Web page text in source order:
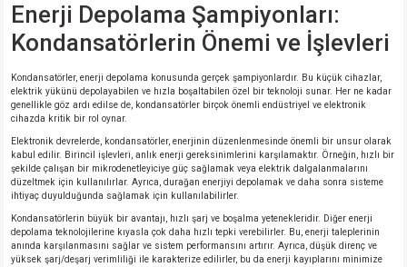
Enerji Depolama Şampiyonları:
Kondansatörlerin Önemi ve İşlevleri
Kondansatörler, enerji depolama konusunda gerçek şampiyonlardır. Bu küçük cihazlar,
elektrik yükünü depolayabilen ve hızla boşaltabilen özel bir teknoloji sunar. Her ne kadar
genellikle göz ardı edilse de, kondansatörler birçok önemli endüstriyel ve elektronik
cihazda kritik bir rol oynar.
Elektronik devrelerde, kondansatörler, enerjinin düzenlenmesinde önemli bir unsur olarak
kabul edilir. Birincil işlevleri, anlık enerji gereksinimlerini karşılamaktır. Örneğin, hızlı bir
şekilde çalışan bir mikrodenetleyiciye güç sağlamak veya elektrik dalgalanmalarını
düzeltmek için kullanılırlar. Ayrıca, durağan enerjiyi depolamak ve daha sonra sisteme
ihtiyaç duyulduğunda sağlamak için kullanılabilirler.
Kondansatörlerin büyük bir avantajı, hızlı şarj ve boşalma yetenekleridir. Diğer enerji
depolama teknolojilerine kıyasla çok daha hızlı tepki verebilirler. Bu, enerji taleplerinin
anında karşılanmasını sağlar ve sistem performansını artırır. Ayrıca, düşük direnç ve
yüksek şarj/deşarj verimliliği ile karakterize edilirler, bu da enerji kayıplarını minimize